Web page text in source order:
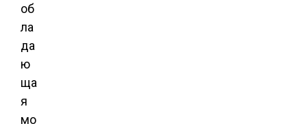
об
ла
да
ю
ща
я
мо